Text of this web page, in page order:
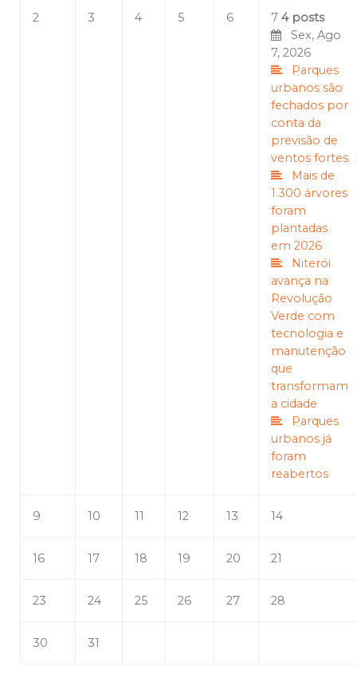
2 3 4 5 6 7 4 posts
Sex, Ago
7, 2026
Parques
urbanos são
fechados por
conta da
previsão de
ventos fortes
Mais de
1.300 árvores
foram
plantadas
em 2026
Niterói
avança na
Revolução
Verde com
tecnologia e
manutenção
que
transformam
a cidade
Parques
urbanos já
foram
reabertos
9 10 11 12 13 14
16 17 18 19 20 21
23 24 25 26 27 28
30 31